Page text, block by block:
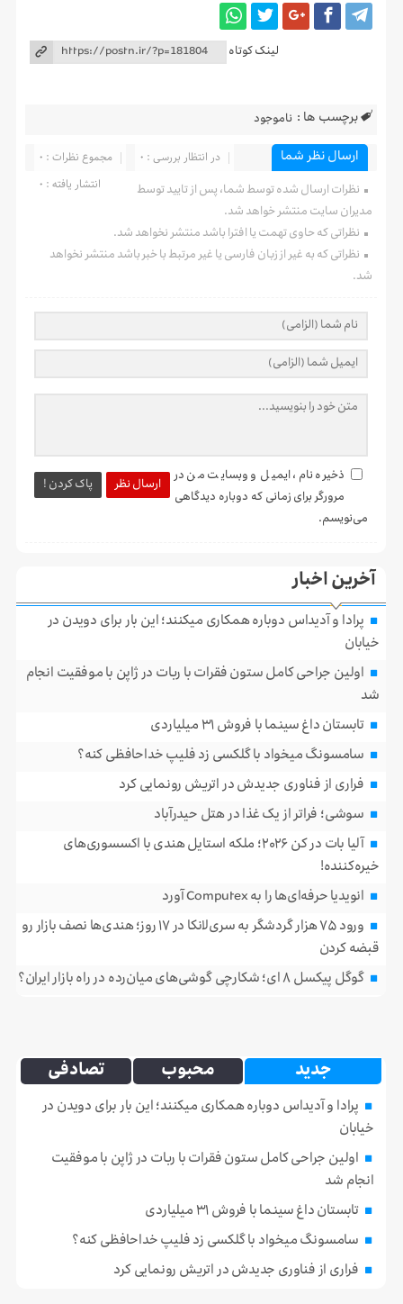
لینک کوتاه
برچسب ها : ناموجود
ارسال نظر شما مجموع نظرات : 0
در انتظار بررسی : 0
انتشار یافته : 0
نظرات ارسال شده توسط شما، پس از تایید توسط
مدیران سایت منتشر خواهد شد.
نظراتی که حاوی تهمت یا افترا باشد منتشر نخواهد شد.
نظراتی که به غیر از زبان فارسی یا غیر مرتبط با خبر باشد منتشر نخواهد
شد.
ارسال نظر پاک کردن !
ذخیره نام، ایمیل و وبسایت من در
مرورگر برای زمانی که دوباره دیدگاهی
می‌نویسم.
آخرین اخبار
پرادا و آدیداس دوباره همکاری میکنند؛ این بار برای دویدن در
خیابان
اولین جراحی کامل ستون فقرات با ربات در ژاپن با موفقیت انجام
شد
تابستان داغ سینما با فروش ۳۱ میلیاردی
سامسونگ میخواد با گلکسی زد فلیپ خداحافظی کنه؟
فراری از فناوری جدیدش در اتریش رونمایی کرد
سوشی؛ فراتر از یک غذا در هتل حیدرآباد
آلیا بات در کن ۲۰۲۶؛ ملکه استایل هندی با اکسسوری‌های
خیره‌کننده!
انویدیا حرفه‌ای‌ها را به Computex آورد
ورود ۷۵ هزار گردشگر به سری‌لانکا در ۱۷ روز؛ هندی‌ها نصف بازار رو
قبضه کردن
گوگل پیکسل ۸ ای؛ شکارچی گوشی‌های میان‌رده در راه بازار ایران؟
جدید محبوب تصادفی
پرادا و آدیداس دوباره همکاری میکنند؛ این بار برای دویدن در
خیابان
اولین جراحی کامل ستون فقرات با ربات در ژاپن با موفقیت
انجام شد
تابستان داغ سینما با فروش ۳۱ میلیاردی
سامسونگ میخواد با گلکسی زد فلیپ خداحافظی کنه؟
فراری از فناوری جدیدش در اتریش رونمایی کرد